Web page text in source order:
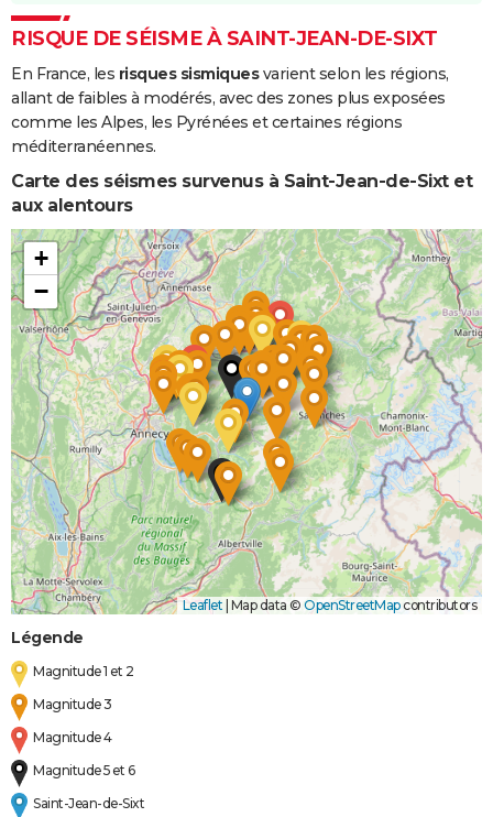
RISQUE DE SÉISME À SAINT-JEAN-DE-SIXT
En France, les risques sismiquesvarient selon les régions,
allant de faibles à modérés, avec des zones plus exposées
comme les Alpes, les Pyrénées et certaines régions
méditerranéennes.
Carte des séismes survenus à Saint-Jean-de-Sixt et
aux alentours
+
−
Leaflet Map data © OpenStreetMapcontributors
Légende
Magnitude 1 et 2
Magnitude 3
Magnitude 4
Magnitude 5 et 6
Saint-Jean-de-Sixt